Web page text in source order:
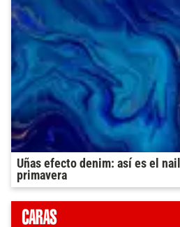
Uñas efecto denim: así es el
primavera